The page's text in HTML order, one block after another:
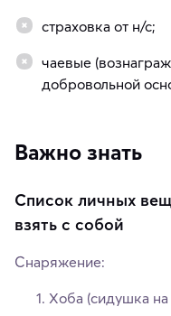
страховка от н/с;
чаевые
добровольной
Важно знать
Список личных
взять с собой
Снаряжение:
Хоба (сидушка на